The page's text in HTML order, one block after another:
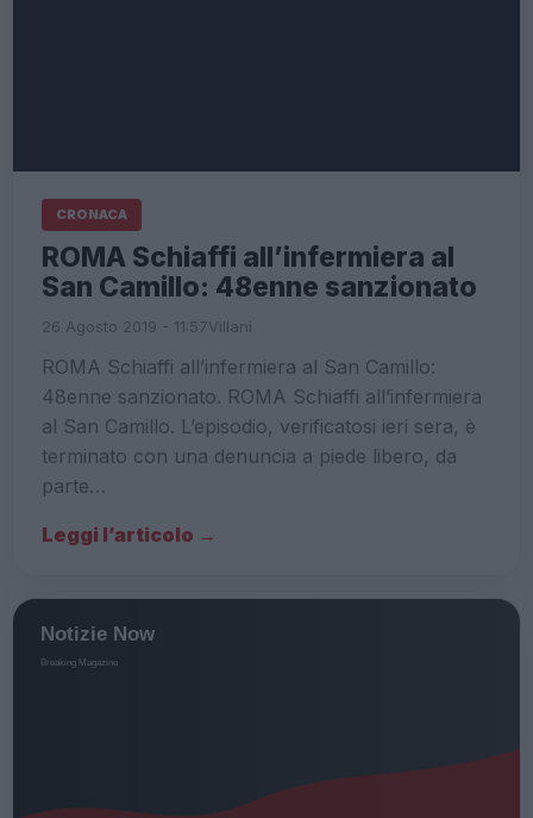
CRONACA
ROMA Schiaffi all’infermiera al
San Camillo: 48enne sanzionato
26 Agosto 2019 - 11:57Villani
ROMA Schiaffi all’infermiera al San Camillo:
48enne sanzionato. ROMA Schiaffi all’infermiera
al San Camillo. L’episodio, verificatosi ieri sera, è
terminato con una denuncia a piede libero, da
parte…
Leggi l’articolo →